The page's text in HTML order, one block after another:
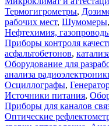
Термогигрометры,
рабочих мест, Шумомеры,
Нефтехимия,
Приборы контроля
асфальтобетонов,
Оборудование для
анализа
Осциллографы,
Источники питания,
Приборы для каналов
Оптические